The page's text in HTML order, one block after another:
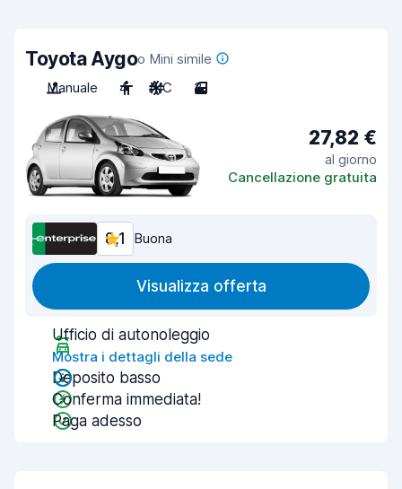
Toyota Aygoo Mini simile
Manuale
4 A/C 3
27,82 €
al giorno
Cancellazione gratuita
8,1 Buona
Visualizza offerta
Ufficio di autonoleggio
Mostra i dettagli della sede
Deposito basso
Conferma immediata!
Paga adesso